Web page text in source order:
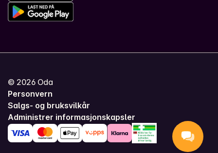
© 2026 Oda
Personvern
Salgs- og bruksvilkår
Administrer informasjonskapsler